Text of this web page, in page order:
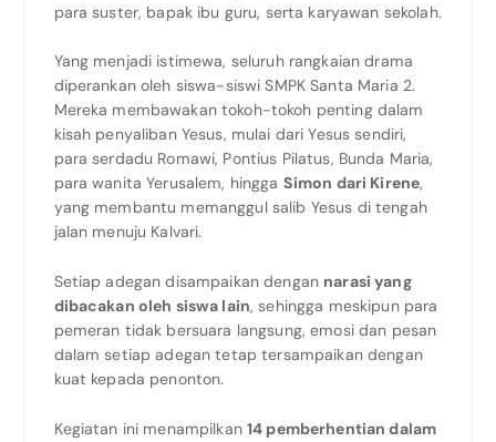
para suster, bapak ibu guru, serta karyawan sekolah.
Yang menjadi istimewa, seluruh rangkaian drama
diperankan oleh siswa-siswi SMPK Santa Maria 2.
Mereka membawakan tokoh-tokoh penting dalam
kisah penyaliban Yesus, mulai dari Yesus sendiri,
para serdadu Romawi, Pontius Pilatus, Bunda Maria,
para wanita Yerusalem, hingga Simon dari Kirene,
yang membantu memanggul salib Yesus di tengah
jalan menuju Kalvari.
Setiap adegan disampaikan dengan narasi yang
dibacakan oleh siswa lain, sehingga meskipun para
pemeran tidak bersuara langsung, emosi dan pesan
dalam setiap adegan tetap tersampaikan dengan
kuat kepada penonton.
Kegiatan ini menampilkan14 pemberhentian dalam